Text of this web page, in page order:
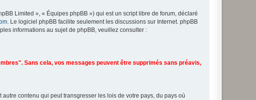
Limited », « Équipes phpBB ») qui est un script libre de forum, déclaré
. Le logiciel phpBB facilite seulement les discussions sur Internet. phpBB
informations au sujet de phpBB, veuillez consulter :
Sans cela, vos messages peuvent être supprimés sans préavis,
contenu qui peut transgresser les lois de votre pays, du pays où